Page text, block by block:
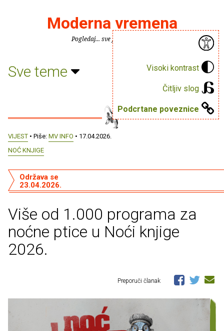
Visoki kontrast
Čitljiv slog
Podcrtane poveznice
Moderna vremena
Pogledaj... sve je puno knjiga.
Sve teme
VIJEST • Piše: MV INFO • 17.04.2026.
NOĆ KNJIGE
Više od 1.000 programa za
noćne ptice u Noći knjige
2026.
Održava se
23.04.2026.
Preporuči članak